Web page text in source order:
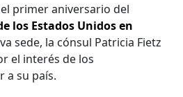
primer aniversario del
los Estados Unidos en
sede, la cónsul Patricia Fietz
el interés de los
a su país.